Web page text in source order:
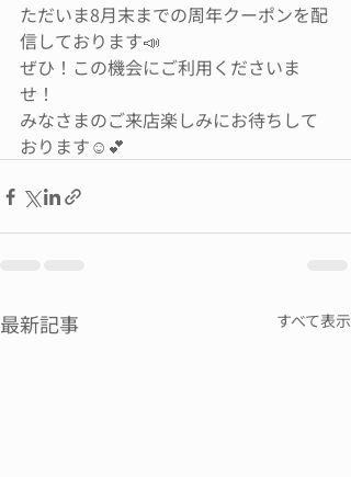
ただいま8月末までの周年クーポンを配
信しております📣
ぜひ！この機会にご利用くださいま
せ！
みなさまのご来店楽しみにお待ちして
おります☺️💕
最新記事 すべて表示